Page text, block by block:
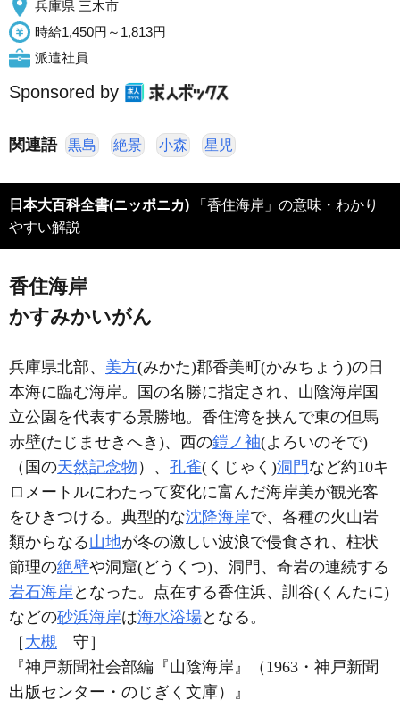
兵庫県 三木市
時給1,450円～1,813円
派遣社員
Sponsored by
関連語 黒島 絶景 小森 星児
日本大百科全書(ニッポニカ) 「香住海岸」の意味・わかり
やすい解説
香住海岸
かすみかいがん
兵庫県北部、 美方(みかた)郡香美町(かみちょう)の日
本海に臨む海岸。国の名勝に指定され、山陰海岸国
立公園を代表する景勝地。香住湾を挟んで東の但馬
赤壁(たじませきへき)、西の鎧ノ袖(よろいのそで)
（国の天然記念物 ）、 孔雀(くじゃく)洞門 など約10キ
ロメートルにわたって変化に富んだ海岸美が観光客
をひきつける。典型的な沈降海岸で、各種の火山岩
類からなる山地が冬の激しい波浪で侵食され、柱状
節理の絶壁や洞窟(どうくつ)、洞門、奇岩の連続する
岩石海岸 となった。点在する香住浜、訓谷(くんたに)
などの砂浜海岸は海水浴場となる。
［大槻 守］
『神戸新聞社会部編『山陰海岸』（1963・神戸新聞
出版センター・のじぎく文庫）』